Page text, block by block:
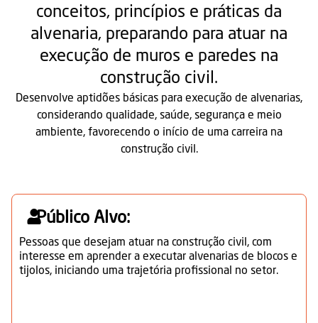
conceitos, princípios e práticas da
alvenaria, preparando para atuar na
execução de muros e paredes na
construção civil.
Desenvolve aptidões básicas para execução de alvenarias,
considerando qualidade, saúde, segurança e meio
ambiente, favorecendo o início de uma carreira na
construção civil.
Público Alvo:
Pessoas que desejam atuar na construção civil, com
interesse em aprender a executar alvenarias de blocos e
tijolos, iniciando uma trajetória profissional no setor.